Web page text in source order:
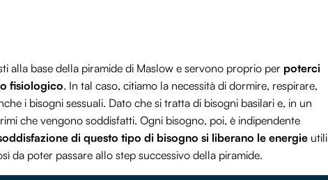
alla base della piramide di Maslow e servono proprio per poterci
fisiologico. In tal caso, citiamo la necessità di dormire, respirare,
i bisogni sessuali. Dato che si tratta di bisogni basilari e, in un
che vengono soddisfatti. Ogni bisogno, poi, è indipendente
di questo tipo di bisogno si liberano le energie utili
da poter passare allo step successivo della piramide.